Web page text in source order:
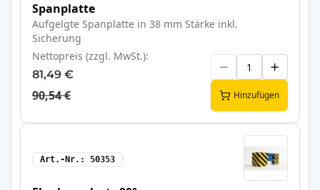
Spanplatte
Aufgelgte Spanplatte in 38 mm Stärke inkl.
Sicherung
Nettopreis (zzgl. MwSt.)
81,49 €
90,54 € Hinzufügen
Art.-Nr. 50353